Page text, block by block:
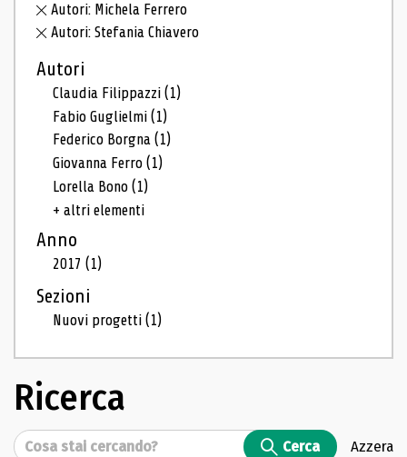
Autori: Michela Ferrero
Autori: Stefania Chiavero
Autori
Claudia Filippazzi(1)
Fabio Guglielmi(1)
Federico Borgna(1)
Giovanna Ferro(1)
Lorella Bono(1)
+ altri elementi
Anno
2017(1)
Sezioni
Nuovi progetti(1)
Ricerca
Cerca Cerca Azzera